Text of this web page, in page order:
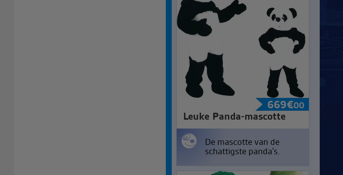
669€00
Leuke Panda-mascotte
De mascotte van de
schattigste panda's.